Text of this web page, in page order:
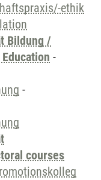
ethik
Bildung /
-
-
courses